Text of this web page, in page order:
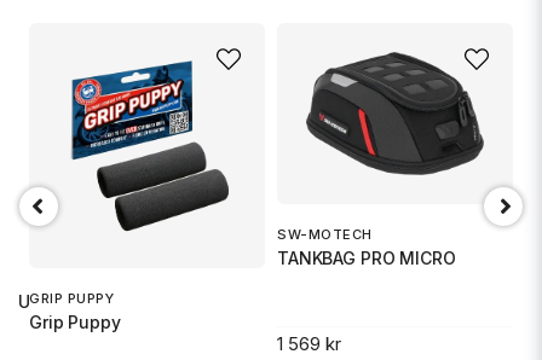
RUGRIP PUPPY
Grip Puppy
SW-MOTECH
TANKBAG PRO MICRO
1 569 kr